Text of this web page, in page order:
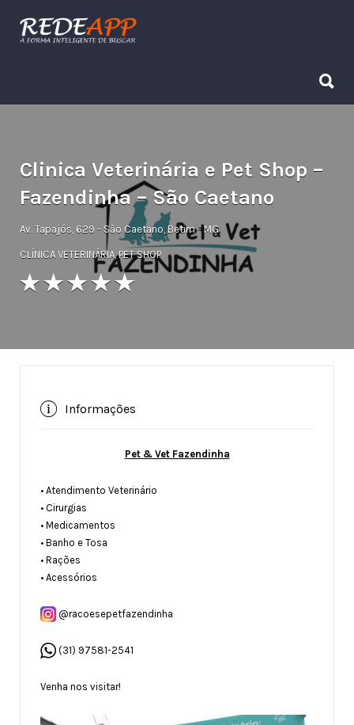
Procurar:
Clinica Veterinária e Pet Shop –
Fazendinha – São Caetano
Av. Tapajós, 629 - São Caetano, Betim - MG
CLÍNICA VETERINÁRIA,PET SHOP
Informações
Pet & Vet Fazendinha
• Atendimento Veterinário
• Cirurgias
• Medicamentos
• Banho e Tosa
• Rações
• Acessórios
@racoesepetfazendinha
(31) 97581-2541
Venha nos visitar!